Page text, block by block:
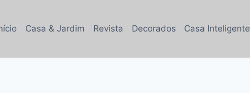
Casa & Jardim Revista Decorados Casa Inteligente